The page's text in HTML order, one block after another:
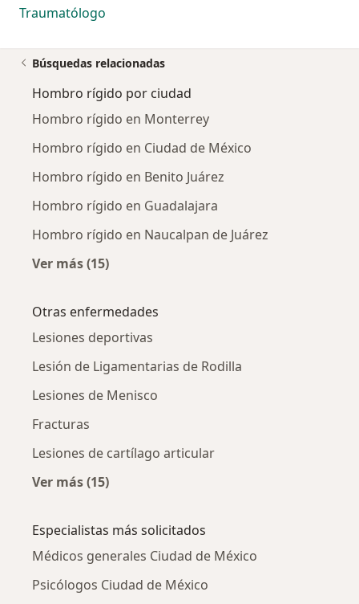
Traumatólogo
Búsquedas relacionadas
Hombro rígido por ciudad
Hombro rígido en Monterrey
Hombro rígido en Ciudad de México
Hombro rígido en Benito Juárez
Hombro rígido en Guadalajara
Hombro rígido en Naucalpan de Juárez
Ver más (15)
Otras enfermedades
Lesiones deportivas
Lesión de Ligamentarias de Rodilla
Lesiones de Menisco
Fracturas
Lesiones de cartílago articular
Ver más (15)
Especialistas más solicitados
Médicos generales Ciudad de México
Psicólogos Ciudad de México